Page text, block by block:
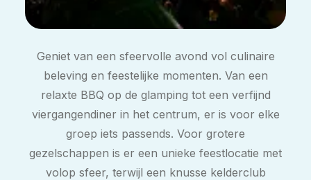
Geniet van een sfeervolle avond vol culinaire
beleving en feestelijke momenten. Van een
relaxte BBQ op de glamping tot een verfijnd
viergangendiner in het centrum, er is voor elke
groep iets passends. Voor grotere
gezelschappen is er een unieke feestlocatie met
volop sfeer, terwijl een knusse kelderclub